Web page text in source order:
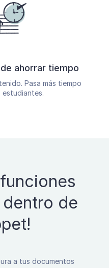
ahorrar tiempo
Pasa más tiempo
estudiantes.
dentro de
a tus documentos